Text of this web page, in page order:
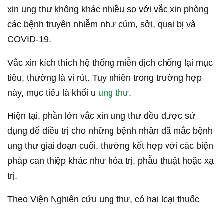
xin ung thư không khác nhiều so với vắc xin phòng
các bệnh truyền nhiễm như cúm, sởi, quai bị và
COVID-19.
Vắc xin kích thích hệ thống miễn dịch chống lại mục
tiêu, thường là vi rút. Tuy nhiên trong trường hợp
này, mục tiêu là khối u ung thư.
Hiện tại, phần lớn vắc xin ung thư đều được sử
dụng để điều trị cho những bệnh nhân đã mắc bệnh
ung thư giai đoạn cuối, thường kết hợp với các biện
pháp can thiệp khác như hóa trị, phẫu thuật hoặc xạ
trị.
Theo Viện Nghiên cứu ung thư, có hai loại thuốc